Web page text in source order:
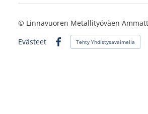
© Linnavuoren Metallityöväen
Evästeet
Facebook
Tehty Yhdistysavaimella